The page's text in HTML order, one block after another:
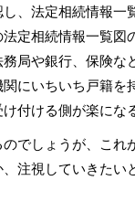
、法定相続情報一
定相続情報一覧図
局や銀行、保険な
にいちいち戸籍を
け付ける側が楽にな
でしょうが、こ
注視していきたい